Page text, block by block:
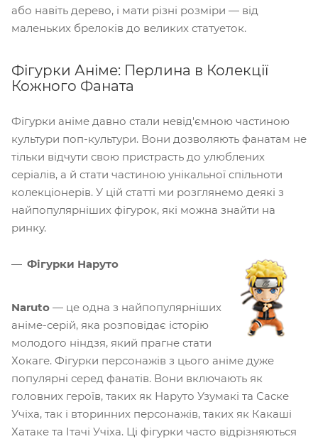
або навіть дерево, і мати різні розміри — від
маленьких брелоків до великих статуеток.
Фігурки Аніме: Перлина в Колекції
Кожного Фаната
Фігурки аніме давно стали невід'ємною частиною
культури поп-культури. Вони дозволяють фанатам не
тільки відчути свою пристрасть до улюблених
серіалів, а й стати частиною унікальної спільноти
колекціонерів. У цій статті ми розглянемо деякі з
найпопулярніших фігурок, які можна знайти на
ринку.
Фігурки Наруто
Naruto — це одна з найпопулярніших
аніме-серій, яка розповідає історію
молодого ніндзя, який прагне стати
Хокаге. Фігурки персонажів з цього аніме дуже
популярні серед фанатів. Вони включають як
головних героїв, таких як Наруто Узумакі та Саске
Учіха, так і вторинних персонажів, таких як Какаші
Хатаке та Ітачі Учіха. Ці фігурки часто відрізняються